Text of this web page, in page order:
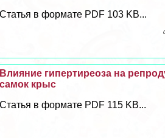
Статья в формате PDF 103 KB...
Влияние гипертиреоза на
самок крыс
Статья в формате PDF 115 KB...